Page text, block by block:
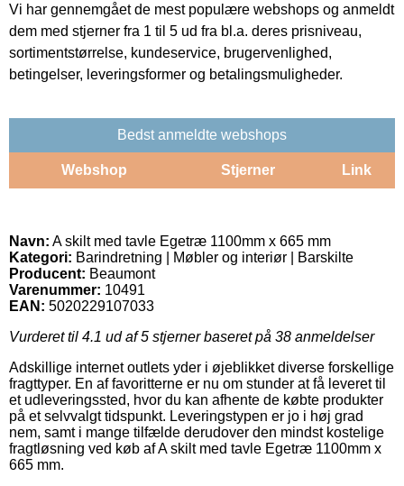
Vi har gennemgået de mest populære webshops og anmeldt
dem med stjerner fra 1 til 5 ud fra bl.a. deres prisniveau,
sortimentstørrelse, kundeservice, brugervenlighed,
betingelser, leveringsformer og betalingsmuligheder.
Bedst anmeldte webshops
Webshop Stjerner Link
Navn: A skilt med tavle Egetræ 1100mm x 665 mm
Kategori: Barindretning | Møbler og interiør | Barskilte
Producent: Beaumont
Varenummer: 10491
EAN: 5020229107033
Vurderet til 4.1 ud af 5 stjerner baseret på 38 anmeldelser
Adskillige internet outlets yder i øjeblikket diverse forskellige
fragttyper. En af favoritterne er nu om stunder at få leveret til
et udleveringssted, hvor du kan afhente de købte produkter
på et selvvalgt tidspunkt. Leveringstypen er jo i høj grad
nem, samt i mange tilfælde derudover den mindst kostelige
fragtløsning ved køb af A skilt med tavle Egetræ 1100mm x
665 mm.